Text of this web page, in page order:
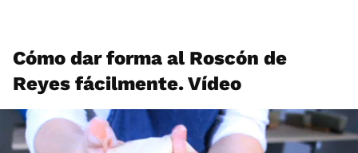
Cómo dar forma al Roscón de
Reyes fácilmente. Vídeo